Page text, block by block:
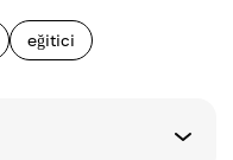
eğitici